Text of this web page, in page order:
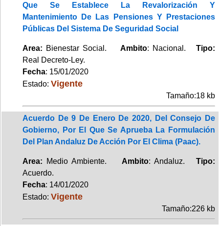
Que Se Establece La Revalorización Y
Mantenimiento De Las Pensiones Y Prestaciones
Públicas Del Sistema De Seguridad Social
Area: Bienestar Social. Ambito: Nacional. Tipo:
Real Decreto-Ley.
Fecha: 15/01/2020
Estado: Vigente
Tamaño:18 kb
Acuerdo De 9 De Enero De 2020, Del Consejo De
Gobierno, Por El Que Se Aprueba La Formulación
Del Plan Andaluz De Acción Por El Clima (Paac).
Area: Medio Ambiente. Ambito: Andaluz.Tipo:
Acuerdo.
Fecha: 14/01/2020
Estado: Vigente
Tamaño:226 kb